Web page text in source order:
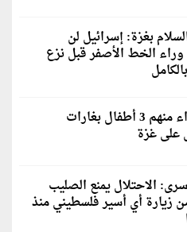
بغزة: إسرائيل لن
الخط الأصفر قبل نزع
10 شهداء منهم 3 أطفال بغارات
على غزة
الاحتلال يمنع الصليب
زيارة أي أسير فلسطيني منذ